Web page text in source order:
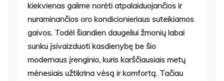
kiekvienas galime norėti atpalaiduojančios ir
nuraminančios oro kondicionieriaus suteikiamos
gaivos. Todėl šiandien daugeliui žmonių labai
sunku įsivaizduoti kasdienybę be šio
modernaus įrenginio, kuris karščiausiais metų
mėnesiais užtikrina vėsą ir komfortą. Tačiau